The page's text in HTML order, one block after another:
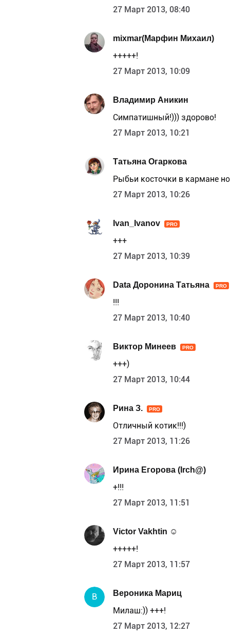
27 Март 2013, 08:40
mixmar(Марфин Михаил)
+++++!
27 Март 2013, 10:09
Владимир Аникин
Симпатишный!))) здорово!
27 Март 2013, 10:21
Татьяна Огаркова
Рыбьи косточки в кармане
27 Март 2013, 10:26
Ivan_Ivanov PRO
+++
27 Март 2013, 10:39
Data Доронина Татьяна PRO
!!!
27 Март 2013, 10:40
Виктор Минеев PRO
+++)
27 Март 2013, 10:44
Рина З. PRO
Отличный котик!!!)
27 Март 2013, 11:26
Ирина Егорова (Irch@)
+!!!
27 Март 2013, 11:51
Victor Vakhtin ☺
+++++!
27 Март 2013, 11:57
В Вероника Мариц
Милаш:)) +++!
27 Март 2013, 12:27